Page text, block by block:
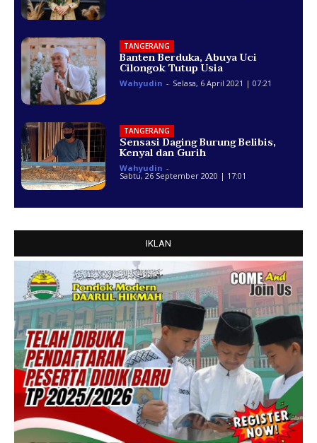
TANGERANG
Banten Berduka, Abuya Uci
Cilongok Tutup Usia
Wahyudin - Selasa, 6 April 2021 | 07:21
TANGERANG
Sensasi Daging Burung Belibis,
Kenyal dan Gurih
Wahyudin -
Sabtu, 26 September 2020 | 17:01
IKLAN